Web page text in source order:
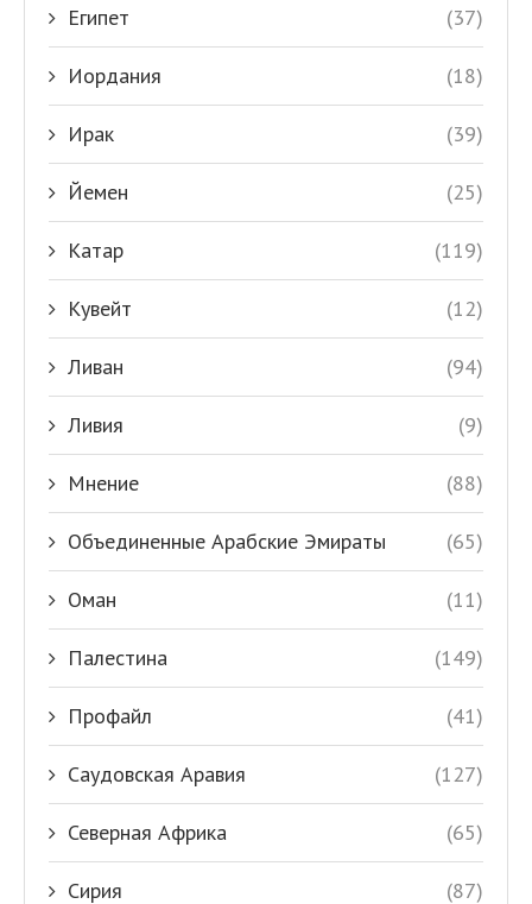
Египет (37)
Иордания (18)
Ирак (39)
Йемен (25)
Катар (119)
Кувейт (12)
Ливан (94)
Ливия (9)
Мнение (88)
Объединенные Арабские Эмираты (65)
Оман (11)
Палестина (149)
Профайл (41)
Саудовская Аравия (127)
Северная Африка (65)
Сирия (87)